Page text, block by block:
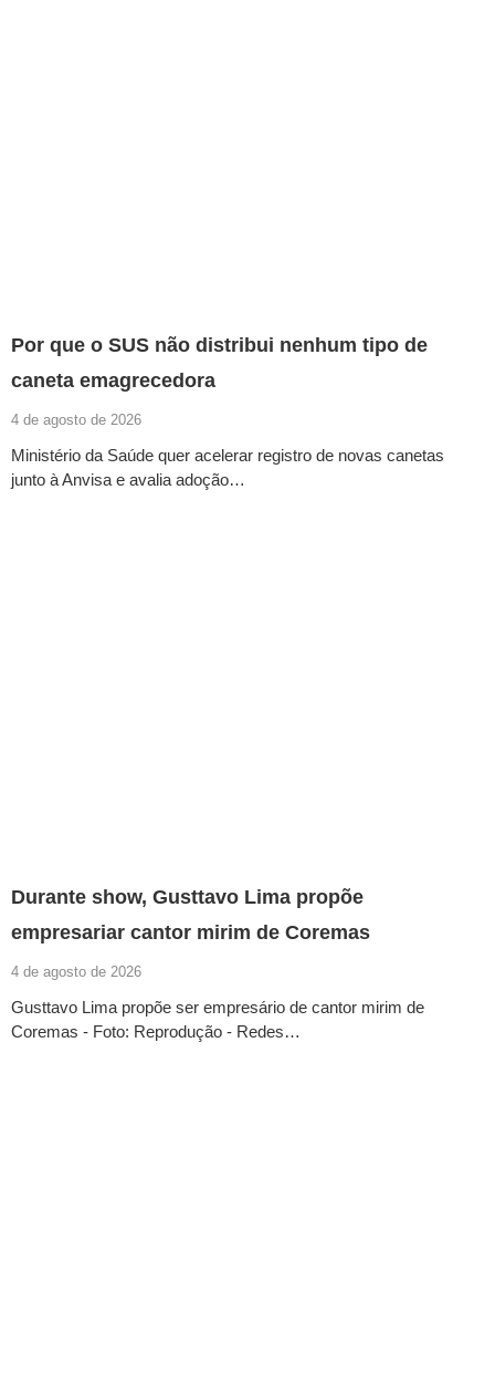
Por que o SUS não distribui nenhum tipo de
caneta emagrecedora
4 de agosto de 2026
Ministério da Saúde quer acelerar registro de novas canetas
junto à Anvisa e avalia adoção…
Durante show, Gusttavo Lima propõe
empresariar cantor mirim de Coremas
4 de agosto de 2026
Gusttavo Lima propõe ser empresário de cantor mirim de
Coremas - Foto: Reprodução - Redes…